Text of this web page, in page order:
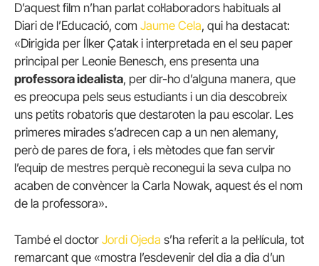
D’aquest film n’han parlat col·laboradors habituals al
Diari de l’Educació, com Jaume Cela, qui ha destacat:
«Dirigida per Ílker Çatak i interpretada en el seu paper
principal per Leonie Benesch, ens presenta una
professora idealista, per dir-ho d’alguna manera, que
es preocupa pels seus estudiants i un dia descobreix
uns petits robatoris que destaroten la pau escolar. Les
primeres mirades s’adrecen cap a un nen alemany,
però de pares de fora, i els mètodes que fan servir
l’equip de mestres perquè reconegui la seva culpa no
acaben de convèncer la Carla Nowak, aquest és el nom
de la professora».
També el doctor Jordi Ojeda s’ha referit a la pel·lícula, tot
remarcant que «mostra l’esdevenir del dia a dia d’un